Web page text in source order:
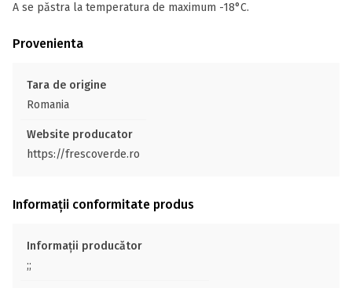
A se păstra la temperatura de maximum -18°C.
Provenienta
Tara de origine
Romania
Website producator
https://frescoverde.ro
Informații conformitate produs
Informații producător
;;